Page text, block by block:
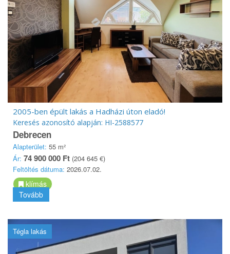
2005-ben épült lakás a Hadházi úton eladó!
Keresés azonosító alapján: HI-2588577
Debrecen
Alapterület: 55 m²
Ár: 74 900 000 Ft (204 645 €)
Feltöltés dátuma: 2026.07.02.
klímás
Tovább
Tégla lakás